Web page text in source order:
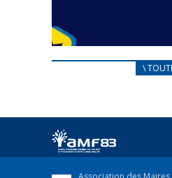
CARNET D’ACCUEIL
Afin d’accompagner au
FEUILLETER
\